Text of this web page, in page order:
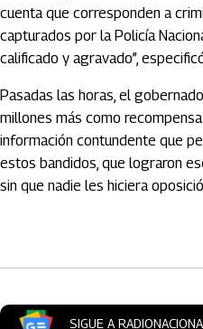
cuenta que corresponden a
capturados por la Policía
calificado y agravado”,
Pasadas las horas, el
millones más como
información contundente que
estos bandidos, que lograron
sin que nadie les hiciera
SIGUE A